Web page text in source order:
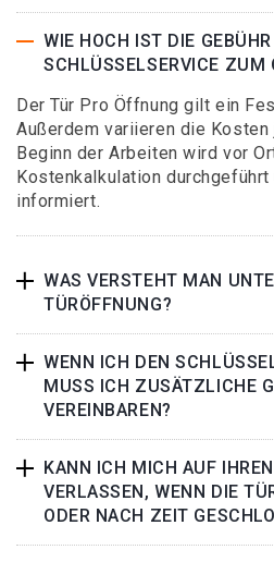
WIE HOCH IST DIE
SCHLÜSSELSERVICE ZUM
Der Tür Pro Öffnung gilt ein
Außerdem variieren die Kosten
Beginn der Arbeiten wird vor
Kostenkalkulation
informiert.
WAS VERSTEHT MAN
TÜRÖFFNUNG?
WENN ICH DEN
MUSS ICH ZUSÄTZLICHE
VEREINBAREN?
KANN ICH MICH AUF
VERLASSEN, WENN DIE
ODER NACH ZEIT